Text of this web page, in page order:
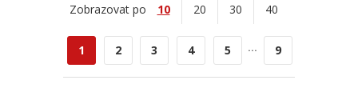
Zobrazovat po 10 20 30 40
1 2 3 4 5 ... 9